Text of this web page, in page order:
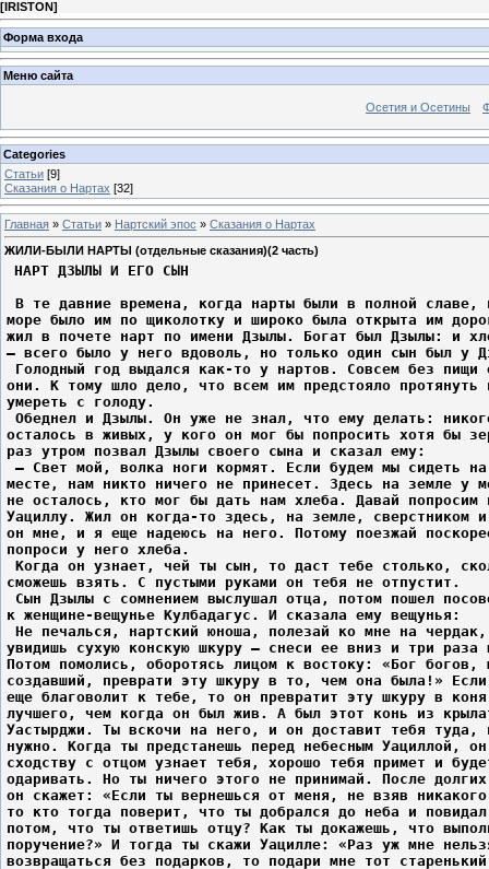
[IRISTON]
Форма входа
Меню сайта
Осетия и Осетины
Categories
Статьи [9]
Сказания о Нартах [32]
Главная » Статьи » Нартский эпос » Сказания о Нартах
ЖИЛИ-БЫЛИ НАРТЫ (отдельные сказания)(2 часть)
НАРТ ДЗЫЛЫ И ЕГО СЫН
В те давние времена, когда нарты были в полной славе,
море было им по щиколотку и широко была открыта им
жил в почете нарт по имени Дзылы. Богат был Дзылы: и
– всего было у него вдоволь, но только один сын был у
Голодный год выдался как-то у нартов. Совсем без пищи
они. К тому шло дело, что всем им предстояло протянуть
умереть с голоду.
Обеднел и Дзылы. Он уже не знал, что ему делать:
осталось в живых, у кого он мог бы попросить хотя бы
раз утром позвал Дзылы своего сына и сказал ему:
– Свет мой, волка ноги кормят. Если будем мы сидеть на
месте, нам никто ничего не принесет. Здесь на земле у
не осталось, кто мог бы дать нам хлеба. Давай попросим
Уациллу. Жил он когда-то здесь, на земле, сверстником
он мне, и я еще надеюсь на него. Потому поезжай
попроси у него хлеба.
Когда он узнает, чей ты сын, то даст тебе столько,
сможешь взять. С пустыми руками он тебя не отпустит.
Сын Дзылы с сомнением выслушал отца, потом пошел
к женщине-вещунье Кулбадагус. И сказала ему вещунья:
Не печалься, нартский юноша, полезай ко мне на
увидишь сухую конскую шкуру – снеси ее вниз и три раза
Потом помолись, оборотясь лицом к востоку: «Бог богов,
создавший, преврати эту шкуру в то, чем она была!»
еще благоволит к тебе, то он превратит эту шкуру в
лучшего, чем когда он был жив. А был этот конь из
Уастырджи. Ты вскочи на него, и он доставит тебя туда,
нужно. Когда ты предстанешь перед небесным Уациллой,
сходству с отцом узнает тебя, хорошо тебя примет и
одаривать. Но ты ничего этого не принимай. После долгих
он скажет: «Если ты вернешься от меня, не взяв
то кто тогда поверит, что ты добрался до неба и
потом, что ты ответишь отцу? Как ты докажешь, что
поручение?» И тогда ты скажи Уацилле: «Раз уж мне
возвращаться без подарков, то подари мне тот